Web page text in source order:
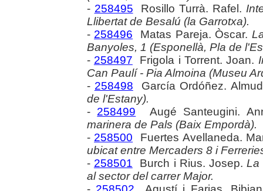
- 258495 Rosillo Turrà. Rafel.
Llibertat de Besalú (la Garrotxa).
- 258496 Matas Pareja. Òscar.
Banyoles, 1 (Esponellà, Pla de
- 258497 Frigola i Torrent. Joan.
Can Paulí - Pia Almoina (Museu
- 258498 García Ordóñez.
de l'Estany).
- 258499 Augé Santeugini.
marinera de Pals (Baix Empordà).
- 258500 Fuertes Avellaneda.
ubicat entre Mercaders 8 i
- 258501 Burch i Rius. Josep.La
al sector del carrer Major.